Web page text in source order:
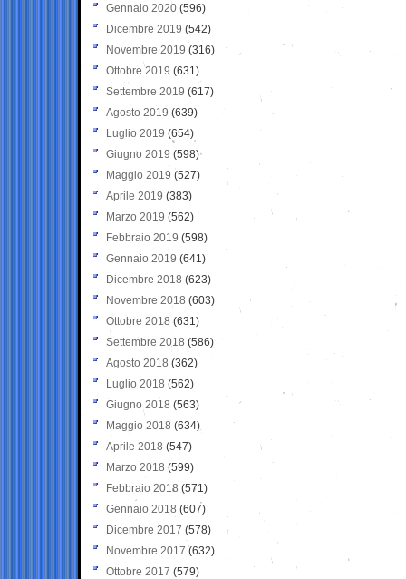
Gennaio 2020 (596)
Dicembre 2019 (542)
Novembre 2019 (316)
Ottobre 2019 (631)
Settembre 2019 (617)
Agosto 2019 (639)
Luglio 2019 (654)
Giugno 2019 (598)
Maggio 2019 (527)
Aprile 2019 (383)
Marzo 2019 (562)
Febbraio 2019 (598)
Gennaio 2019 (641)
Dicembre 2018 (623)
Novembre 2018 (603)
Ottobre 2018 (631)
Settembre 2018 (586)
Agosto 2018 (362)
Luglio 2018 (562)
Giugno 2018 (563)
Maggio 2018 (634)
Aprile 2018 (547)
Marzo 2018 (599)
Febbraio 2018 (571)
Gennaio 2018 (607)
Dicembre 2017 (578)
Novembre 2017 (632)
Ottobre 2017 (579)